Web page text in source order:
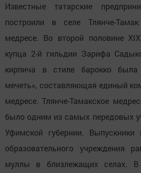
Известные татарские
построили в селе Тлянче-
медресе. Во второй половине
купца 2-й гильдии Зарифа
кирпича в стиле барокко была
мечеть», составляющая единый
медресе. Тлянче-Тамакское
было одним из самых передовых
Уфимской губернии. Выпускники
образовательного учреждения
муллы в близлежащих селах.